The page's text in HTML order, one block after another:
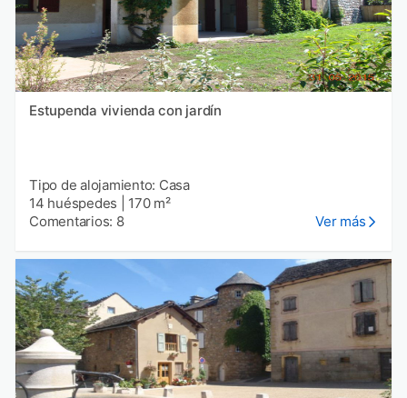
Estupenda vivienda con jardín
Tipo de alojamiento: Casa
14 huéspedes
170 m²
Comentarios: 8
Ver más